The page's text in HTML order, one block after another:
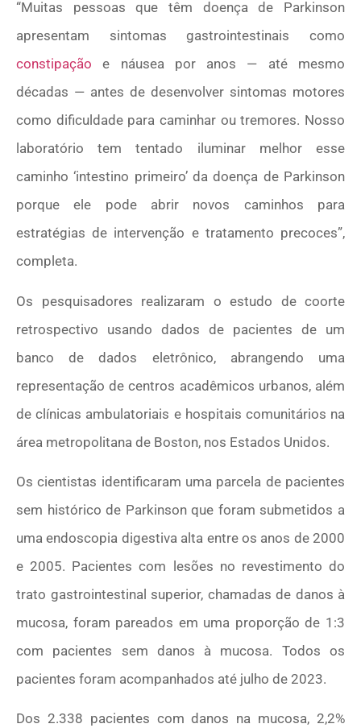
“Muitas pessoas que têm doença de Parkinson
apresentam sintomas gastrointestinais como
constipação e náusea por anos — até mesmo
décadas — antes de desenvolver sintomas motores
como dificuldade para caminhar ou tremores. Nosso
laboratório tem tentado iluminar melhor esse
caminho ‘intestino primeiro’ da doença de Parkinson
porque ele pode abrir novos caminhos para
estratégias de intervenção e tratamento precoces”,
completa.
Os pesquisadores realizaram o estudo de coorte
retrospectivo usando dados de pacientes de um
banco de dados eletrônico, abrangendo uma
representação de centros acadêmicos urbanos, além
de clínicas ambulatoriais e hospitais comunitários na
área metropolitana de Boston, nos Estados Unidos.
Os cientistas identificaram uma parcela de pacientes
sem histórico de Parkinson que foram submetidos a
uma endoscopia digestiva alta entre os anos de 2000
e 2005. Pacientes com lesões no revestimento do
trato gastrointestinal superior, chamadas de danos à
mucosa, foram pareados em uma proporção de 1:3
com pacientes sem danos à mucosa. Todos os
pacientes foram acompanhados até julho de 2023.
Dos 2.338 pacientes com danos na mucosa, 2,2%